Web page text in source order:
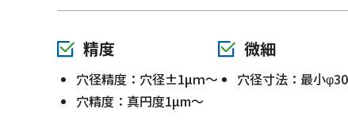
精度
穴径精度：穴径±1µｍ～
穴精度：真円度1µm～
微細
穴径寸法：最小